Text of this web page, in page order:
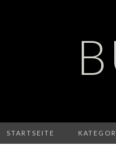
STARTSEITE